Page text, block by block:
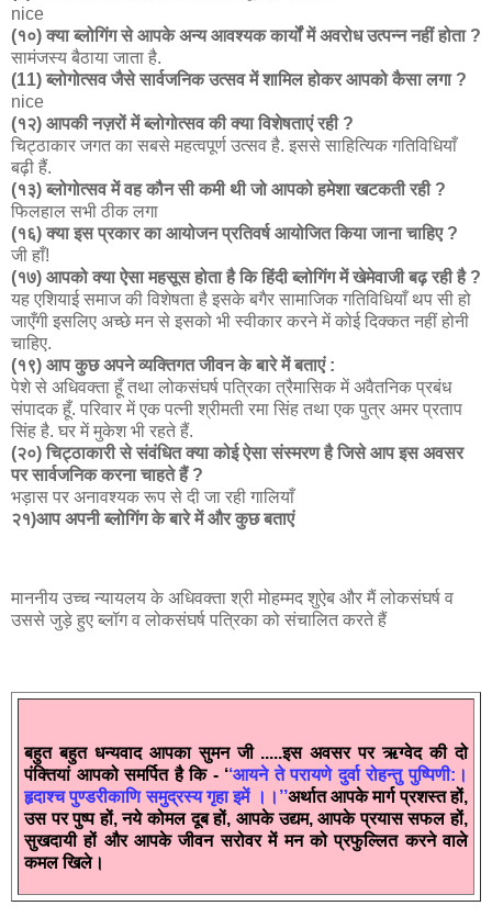
nice
(१०) क्या ब्लोगिंग से आपके अन्य आवश्यक कार्यों में अवरोध उत्पन्न नहीं होता ?
सामंजस्य बैठाया जाता है.
(11) ब्लोगोत्सव जैसे सार्वजनिक उत्सव में शामिल होकर आपको कैसा लगा ?
nice
(१२) आपकी नज़रों में ब्लोगोत्सव की क्या विशेषताएं रही ?
चिट्ठाकार जगत का सबसे महत्वपूर्ण उत्सव है. इससे साहित्यिक गतिविधियाँ
बढ़ी हैं.
(१३) ब्लोगोत्सव में वह कौन सी कमी थी जो आपको हमेशा खटकती रही ?
फिलहाल सभी ठीक लगा
(१६) क्या इस प्रकार का आयोजन प्रतिवर्ष आयोजित किया जाना चाहिए ?
जी हाँ!
(१७) आपको क्या ऐसा महसूस होता है कि हिंदी ब्लोगिंग में खेमेवाजी बढ़ रही है ?
यह एशियाई समाज की विशेषता है इसके बगैर सामाजिक गतिविधियाँ थप सी हो
जाएँगी इसलिए अच्छे मन से इसको भी स्वीकार करने में कोई दिक्कत नहीं होनी
चाहिए.
(१९) आप कुछ अपने व्यक्तिगत जीवन के बारे में बताएं :
पेशे से अधिवक्ता हूँ तथा लोकसंघर्ष पत्रिका त्रैमासिक में अवैतनिक प्रबंध
संपादक हूँ. परिवार में एक पत्नी श्रीमती रमा सिंह तथा एक पुत्र अमर प्रताप
सिंह है. घर में मुकेश भी रहते हैं.
(२०) चिट्ठाकारी से संवंधित क्या कोई ऐसा संस्मरण है जिसे आप इस अवसर
पर सार्वजनिक करना चाहते हैं ?
भड़ास पर अनावश्यक रूप से दी जा रही गालियाँ
२१)आप अपनी ब्लोगिंग के बारे में और कुछ बताएं
माननीय उच्च न्यायलय के अधिवक्ता श्री मोहम्मद शुऐब और मैं लोकसंघर्ष व
उससे जुड़े हुए ब्लॉग व लोकसंघर्ष पत्रिका को संचालित करते हैं
बहुत बहुत धन्यवाद आपका सुमन जी .....इस अवसर पर ऋग्वेद की दो
पंक्तियां आपको समर्पित है कि - ‘‘आयने ते परायणे दुर्वा रोहन्तु पुष्पिणी:।
हृदाश्च पुण्डरीकाणि समुद्रस्य गृहा इमें ।।’’अर्थात आपके मार्ग प्रशस्त हों,
उस पर पुष्प हों, नये कोमल दूब हों, आपके उद्यम, आपके प्रयास सफल हों,
सुखदायी हों और आपके जीवन सरोवर में मन को प्रफुल्लित करने वाले
कमल खिले।